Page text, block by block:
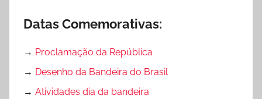
Datas Comemorativas:
→ Proclamação da República
→ Desenho da Bandeira do Brasil
→ Atividades dia da bandeira